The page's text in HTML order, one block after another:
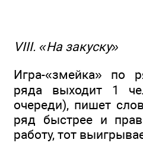
VIII. «На закуску»
Игра-«змейка» по
ряда выходит 1
очереди), пишет
ряд быстрее и
работу, тот